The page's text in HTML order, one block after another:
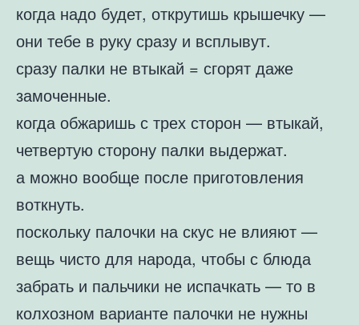
когда надо будет, открутишь крышечку —
они тебе в руку сразу и всплывут.
сразу палки не втыкай = сгорят даже
замоченные.
когда обжаришь с трех сторон — втыкай,
четвертую сторону палки выдержат.
а можно вообще после приготовления
воткнуть.
поскольку палочки на скус не влияют —
вещь чисто для народа, чтобы с блюда
забрать и пальчики не испачкать — то в
колхозном варианте палочки не нужны